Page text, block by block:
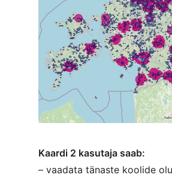
Kaardi 2 kasutaja saab:
– vaadata tänaste koolide